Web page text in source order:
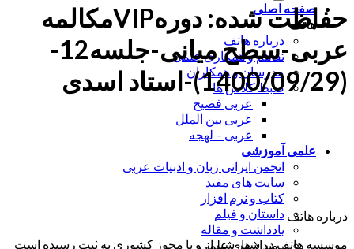
صفحه اصلی
هاتف
درباره هاتف
تفاهم و همکاری علمی
مدرسان و همکاران
ضبط کلاس ها
عربی فصیح
عربی بین الملل
عربی – لهجه
علمی آموزشی
انجمن ایرانی زبان و ادبیات عربی
سایت های مفید
کتاب و نرم افزار
داستان و فیلم
یادداشت و مقاله
رویداد های علمی
حفاظت شده: دورهVIPمکالمه
عربی-سطح میانی-جلسه12-
(1400/09/29)-استاد اسدی
درباره هاتف
موسسه هاتف در شهر شیراز و با مجوز کشوری به ثبت رسیده است